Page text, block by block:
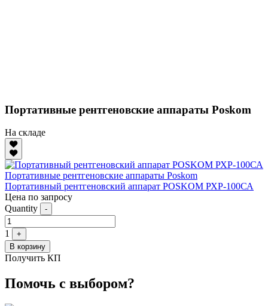
Портативные рентгеновские аппараты Poskom
На складе
Портативные рентгеновские аппараты Poskom
Портативный рентгеновский аппарат POSKOM РХР-100СА
Цена по запросу
Quantity
-
1
+
В корзину
Получить КП
Помочь с выбором?